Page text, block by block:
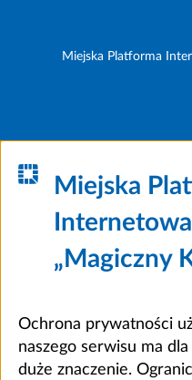
Miejska Platforma
Miejska
Internetowa
„Magiczny
Ochrona prywatności
naszego serwisu ma
duże znaczenie.